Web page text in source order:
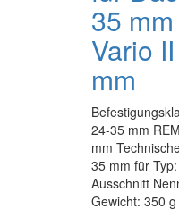
35
Vario
mm
24-35 mm
mm
35 mm für
Ausschnitt
Gewicht: 350 g